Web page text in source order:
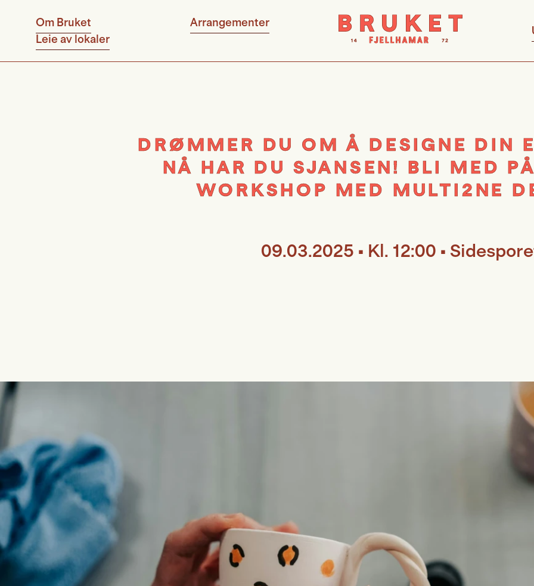
Om Bruket
Arrangementer
Leie av lokaler
DRØMMER DU OM Å DESIGNE DIN
NÅ HAR DU SJANSEN! BLI MED
WORKSHOP MED MULTI2NE
09.03.2025 • Kl. 12:00 •